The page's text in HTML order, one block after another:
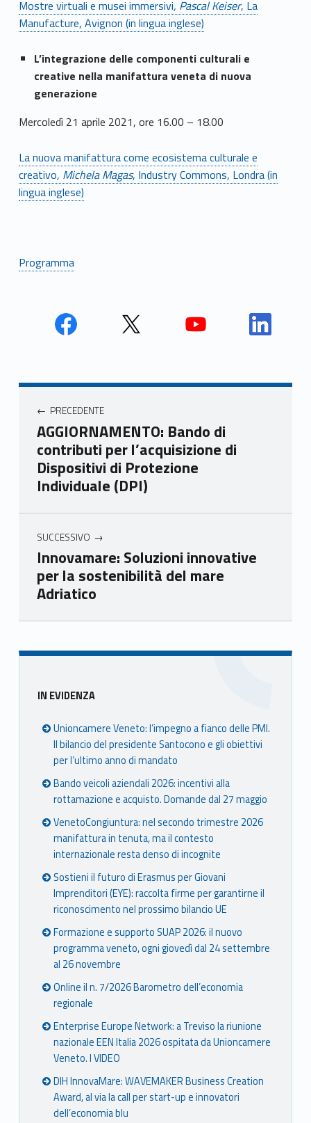
Mostre virtuali e musei immersivi, Pascal Keiser, La
Manufacture, Avignon (in lingua inglese)
L’integrazione delle componenti culturali e
creative nella manifattura veneta di nuova
generazione
Mercoledì 21 aprile 2021, ore 16.00 – 18.00
La nuova manifattura come ecosistema culturale e
creativo, Michela Magas, Industry Commons, Londra (in
lingua inglese)
Programma
Unio
mer
e
Ven
eto
Unio
e
Ven
eto
Unio
e
Ven
eto
Unio
Navigazione articoli
PRECEDENTE
AGGIORNAMENTO: Bando di
contributi per l’acquisizione di
Dispositivi di Protezione
Individuale (DPI)
SUCCESSIVO
Innovamare: Soluzioni innovative
per la sostenibilità del mare
Adriatico
Skip back to main navigation
Sidebar
IN EVIDENZA
Unioncamere Veneto: l’impegno a fianco delle PMI.
Il bilancio del presidente Santocono e gli obiettivi
per l’ultimo anno di mandato
Bando veicoli aziendali 2026: incentivi alla
rottamazione e acquisto. Domande dal 27 maggio
VenetoCongiuntura: nel secondo trimestre 2026
manifattura in tenuta, ma il contesto
internazionale resta denso di incognite
Sostieni il futuro di Erasmus per Giovani
Imprenditori (EYE): raccolta firme per garantirne il
riconoscimento nel prossimo bilancio UE
Formazione e supporto SUAP 2026: il nuovo
programma veneto, ogni giovedì dal 24 settembre
al 26 novembre
Online il n. 7/2026 Barometro dell’economia
regionale
Enterprise Europe Network: a Treviso la riunione
nazionale EEN Italia 2026 ospitata da Unioncamere
Veneto. I VIDEO
DIH InnovaMare: WAVEMAKER Business Creation
Award, al via la call per start-up e innovatori
dell’economia blu